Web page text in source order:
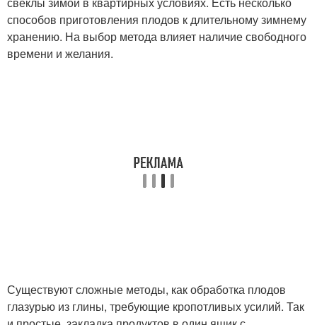
способов приготовления плодов к длительному зимнему
хранению. На выбор метода влияет наличие свободного
времени и желания.
Существуют сложные методы, как обработка плодов
глазурью из глины, требующие кропотливых усилий. Так